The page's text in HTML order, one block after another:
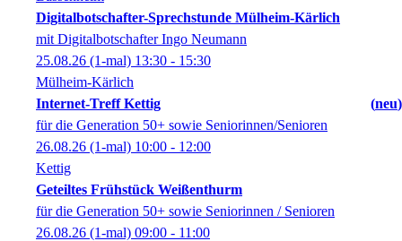
Digitalbotschafter-Sprechstunde Mülheim-Kärlich
mit Digitalbotschafter Ingo Neumann
25.08.26 (1-mal) 13:30 - 15:30
Mülheim-Kärlich
Internet-Treff Kettig
neu
für die Generation 50+ sowie Seniorinnen/Senioren
26.08.26 (1-mal) 10:00 - 12:00
Kettig
Geteiltes Frühstück Weißenthurm
für die Generation 50+ sowie Seniorinnen / Senioren
26.08.26 (1-mal) 09:00 - 11:00